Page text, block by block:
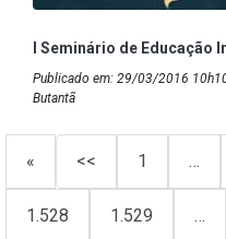
I Seminário de Educação
Publicado em: 29/03/2016
Butantã
« << 1 …
1.528 1.529 …